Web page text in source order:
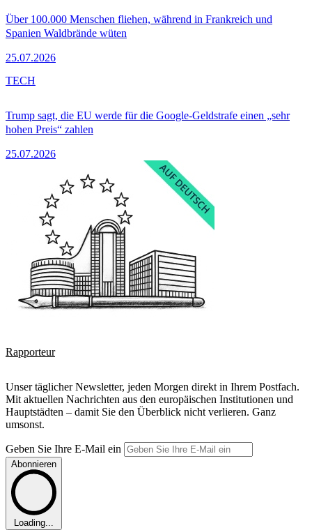
Über 100.000 Menschen fliehen, während in Frankreich und
Spanien Waldbrände wüten
25.07.2026
Trump sagt, die EU werde für die Google-Geldstrafe einen „sehr
hohen Preis“ zahlen
25.07.2026
TECH
Rapporteur
Unser täglicher Newsletter, jeden Morgen direkt in Ihrem Postfach.
Mit aktuellen Nachrichten aus den europäischen Institutionen und
Hauptstädten – damit Sie den Überblick nicht verlieren. Ganz
umsonst.
Geben Sie Ihre E-Mail ein
Abonnieren
Loading...